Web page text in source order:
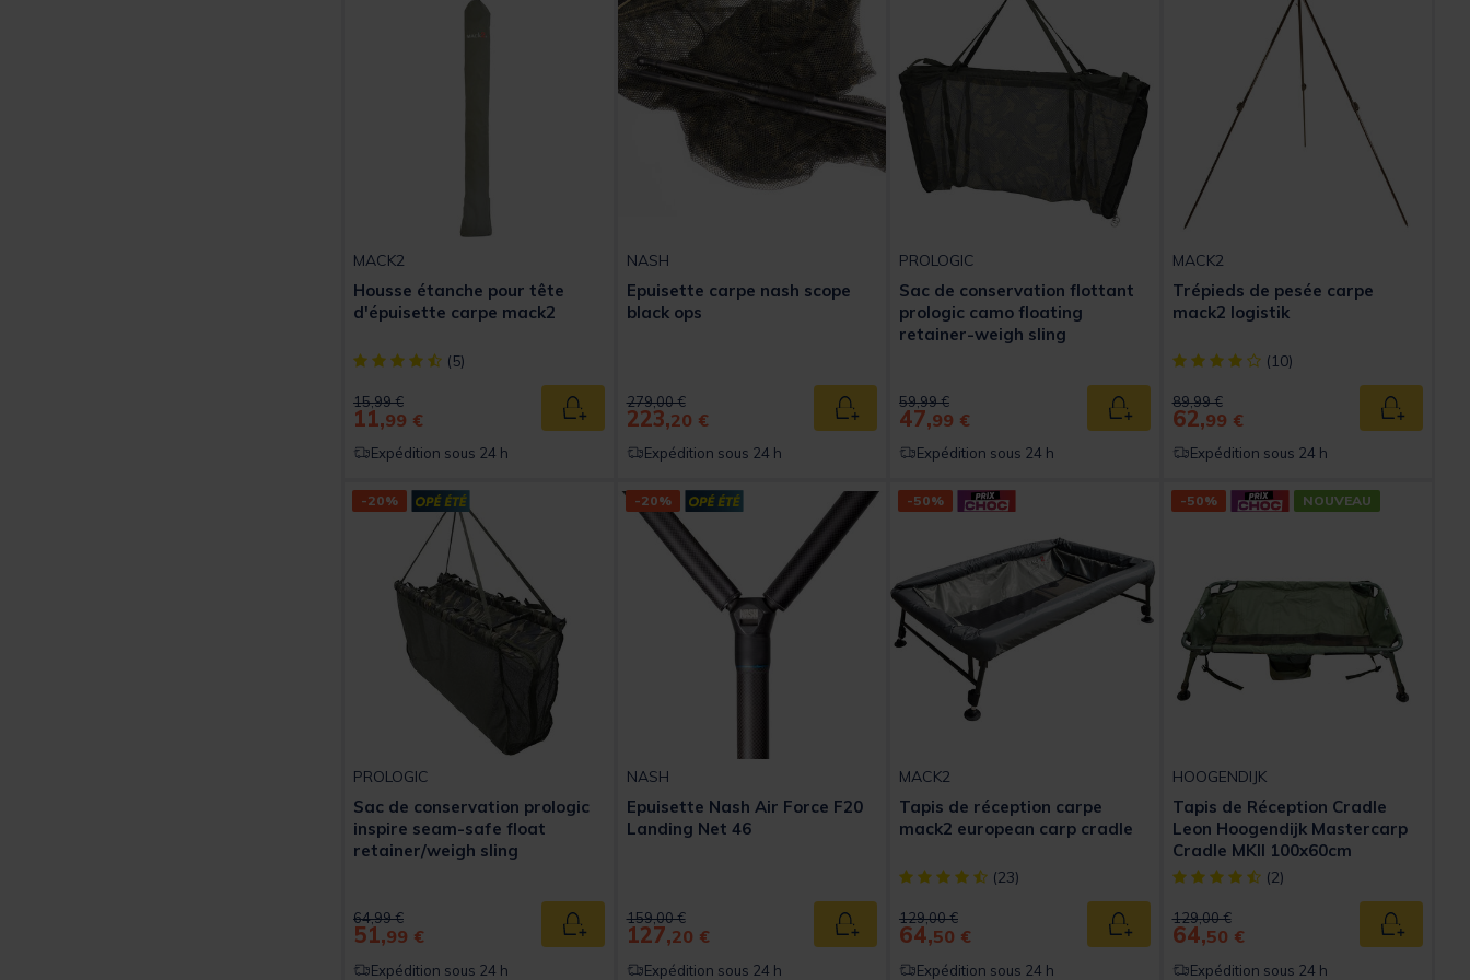
MACK2
Housse étanche pour tête
d'épuisette carpe mack2
[object Object] out of 5 Customer Rating
(5)
Price reduced from
15,99 €to
11,99 € Ajouter au panier
Expédition sous 24 h
NASH
Epuisette carpe nash scope
black ops
Price reduced from
279,00 €to
223,20 € Ajouter au panier
Expédition sous 24 h
PROLOGIC
Sac de conservation flottant
prologic camo floating
retainer-weigh sling
Price reduced from
59,99 €to
47,99 € Ajouter au panier
Expédition sous 24 h
MACK2
Trépieds de pesée carpe
mack2 logistik
[object Object] out of 5 Customer Rating
(10)
Price reduced from
89,99 €to
62,99 € Ajouter
Expédition sous 24 h
-20%
PROLOGIC
Sac de conservation prologic
inspire seam-safe float
retainer/weigh sling
Price reduced from
64,99 €to
51,99 € Ajouter au panier
Expédition sous 24 h
-20%
NASH
Epuisette Nash Air Force F20
Landing Net 46
Price reduced from
159,00 €to
127,20 € Ajouter au panier
Expédition sous 24 h
-50%
MACK2
Tapis de réception carpe
mack2 european carp cradle
[object Object] out of 5 Customer Rating
(23)
Price reduced from
129,00 €to
64,50 € Ajouter au panier
Expédition sous 24 h
-50% NOUVEAU
HOOGENDIJK
Tapis de Réception Cradle
Leon Hoogendijk Mastercarp
Cradle MKII 100x60cm
[object Object] out of 5 Customer Rating
(2)
Price reduced from
129,00 €to
64,50 € Ajouter
Expédition sous 24 h